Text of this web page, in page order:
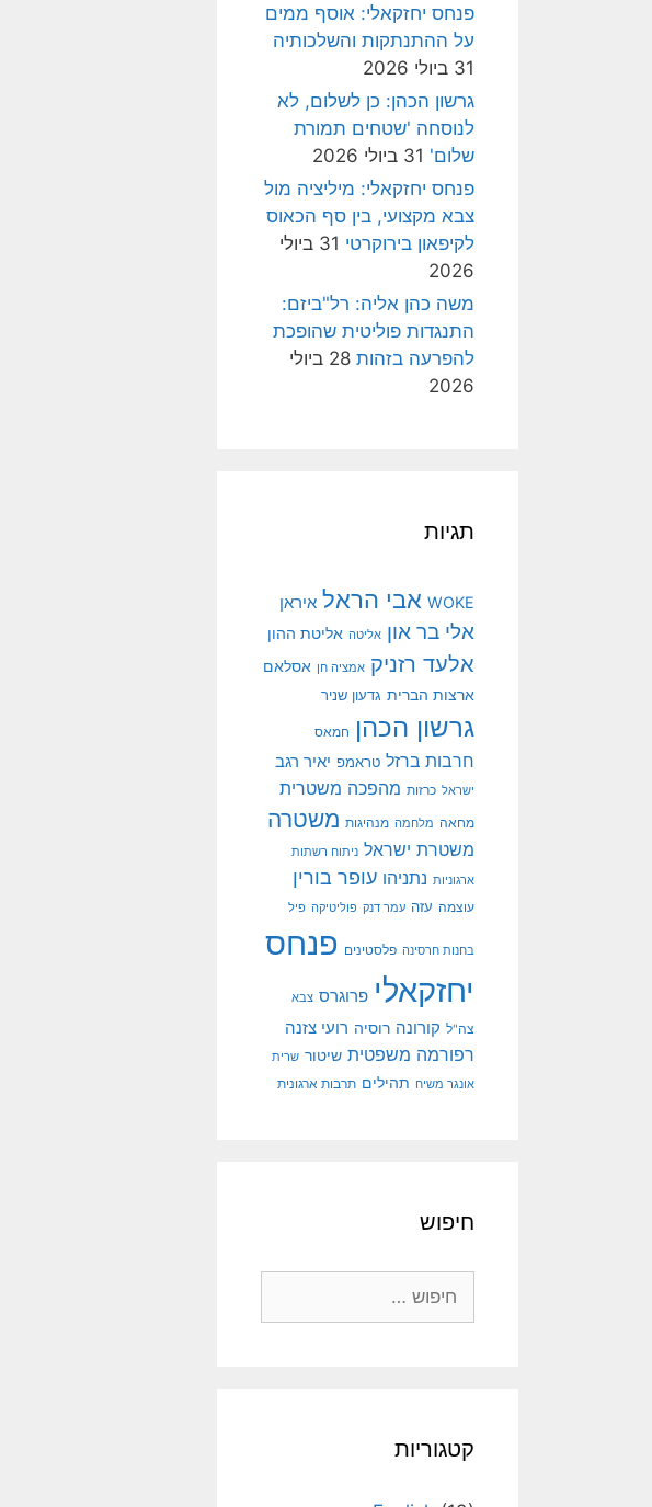
פנחס יחזקאלי: אוסף ממים
על ההתנתקות והשלכותיה
31 ביולי 2026
גרשון הכהן: כן לשלום, לא
לנוסחה 'שטחים תמורת
שלום' 31 ביולי 2026
פנחס יחזקאלי: מיליציה מול
צבא מקצועי, בין סף הכאוס
לקיפאון בירוקרטי
31 ביולי
2026
משה כהן אליה: רל"ביזם:
התנגדות פוליטית שהופכת
להפרעה בזהות
28 ביולי
2026
תגיות
WOKE אבי הראל איראן
אלי בר און אליטה אליטת ההון
אלעד רזניק אמציה חן אסלאם
ארצות הברית גדעון שניר
גרשון הכהן חמאס
חרבות ברזל טראמפ יאיר רגב
ישראל כרזות מהפכה משטרית
מחאה מלחמה מנהיגות משטרה
משטרת ישראל ניתוח רשתות
ארגוניות נתניהו עופר בורין
עוצמה עזה עמר דנק פוליטיקה פיל
בחנות חרסינה פלסטינים פנחס
יחזקאלי פרוגרס צבא
צה"ל קורונה רוסיה רועי צזנה
רפורמה משפטית שיטור שרית
אונגר משיח תהילים תרבות ארגונית
חיפוש
קטגוריות